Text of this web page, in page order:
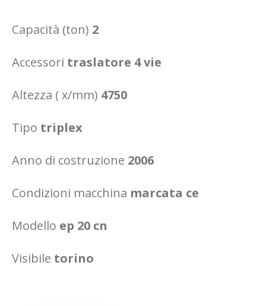
Capacità (ton) 2
Accessori traslatore 4 vie
Altezza ( x/mm) 4750
Tipo triplex
Anno di costruzione 2006
Condizioni macchina marcata ce
Modello ep 20 cn
Visibile torino